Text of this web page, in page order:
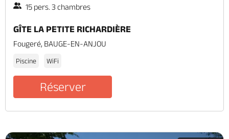
15 pers. 3 chambres
GÎTE LA PETITE RICHARDIÈRE
Fougeré, BAUGE-EN-ANJOU
Piscine WiFi
Réserver